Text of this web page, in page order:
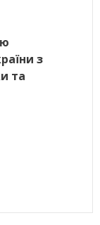
з
та